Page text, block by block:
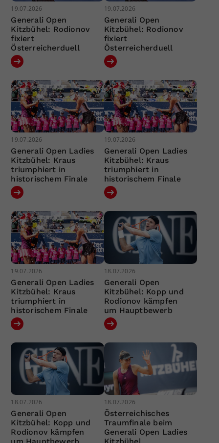
19.07.2026
Generali Open
Kitzbühel: Rodionov
fixiert
Österreicherduell
19.07.2026
Generali Open
Kitzbühel: Rodionov
fixiert
Österreicherduell
19.07.2026
Generali Open Ladies
Kitzbühel: Kraus
triumphiert in
historischem Finale
19.07.2026
Generali Open Ladies
Kitzbühel: Kraus
triumphiert in
historischem Finale
19.07.2026
Generali Open Ladies
Kitzbühel: Kraus
triumphiert in
historischem Finale
18.07.2026
Generali Open
Kitzbühel: Kopp und
Rodionov kämpfen
um Hauptbewerb
18.07.2026
Generali Open
Kitzbühel: Kopp und
Rodionov kämpfen
18.07.2026
Österreichisches
Traumfinale beim
Generali Open Ladies